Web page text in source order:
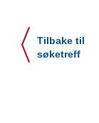
Tilbake til
søketreff